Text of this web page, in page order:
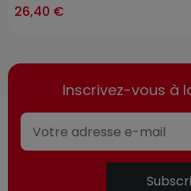
items
26,40 €
Inscrivez-vous à